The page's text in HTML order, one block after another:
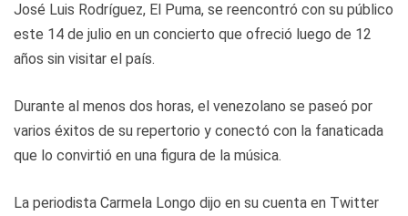
José Luis Rodríguez, El Puma, se reencontró con su público
este 14 de julio en un concierto que ofreció luego de 12
años sin visitar el país.
Durante al menos dos horas, el venezolano se paseó por
varios éxitos de su repertorio y conectó con la fanaticada
que lo convirtió en una figura de la música.
La periodista Carmela Longo dijo en su cuenta en Twitter